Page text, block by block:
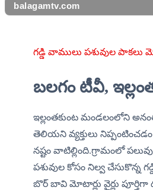
balagamtv.com
బలగం టీవీ,
ఇల్లంతకుంట మండలంలోని
తెలియని వ్యక్తులు
నష్టం వాటిల్లింది.గ్రామంలో
పశువుల కోసం నిల్వ చేసుకొన్న
బొర్ బావి మోటార్లు వైర్లు